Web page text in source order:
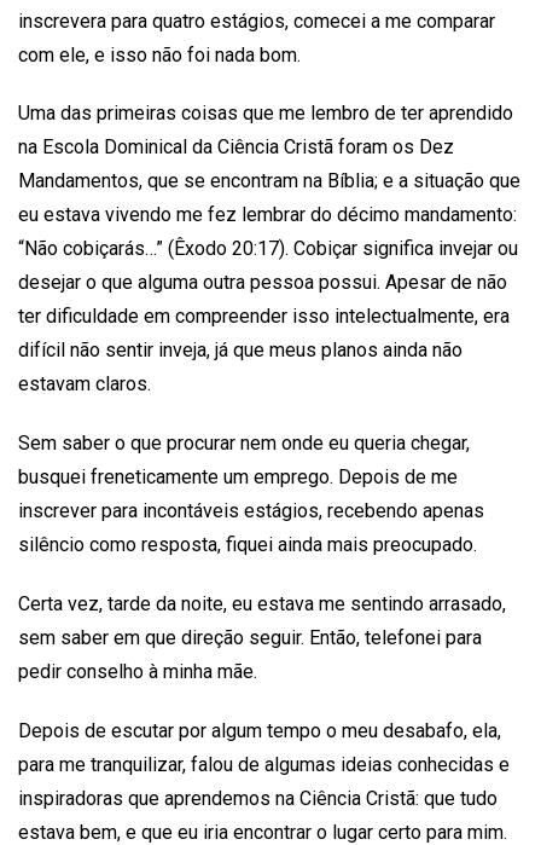
inscrevera para quatro estágios, comecei a me comparar
com ele, e isso não foi nada bom.
Uma das primeiras coisas que me lembro de ter aprendido
na Escola Dominical da Ciência Cristã foram os Dez
Mandamentos, que se encontram na Bíblia; e a situação que
eu estava vivendo me fez lembrar do décimo mandamento:
“Não cobiçarás…” (Êxodo 20:17). Cobiçar significa invejar ou
desejar o que alguma outra pessoa possui. Apesar de não
ter dificuldade em compreender isso intelectualmente, era
difícil não sentir inveja, já que meus planos ainda não
estavam claros.
Sem saber o que procurar nem onde eu queria chegar,
busquei freneticamente um emprego. Depois de me
inscrever para incontáveis estágios, recebendo apenas
silêncio como resposta, fiquei ainda mais preocupado.
Certa vez, tarde da noite, eu estava me sentindo arrasado,
sem saber em que direção seguir. Então, telefonei para
pedir conselho à minha mãe.
Depois de escutar por algum tempo o meu desabafo, ela,
para me tranquilizar, falou de algumas ideias conhecidas e
inspiradoras que aprendemos na Ciência Cristã: que tudo
estava bem, e que eu iria encontrar o lugar certo para mim.